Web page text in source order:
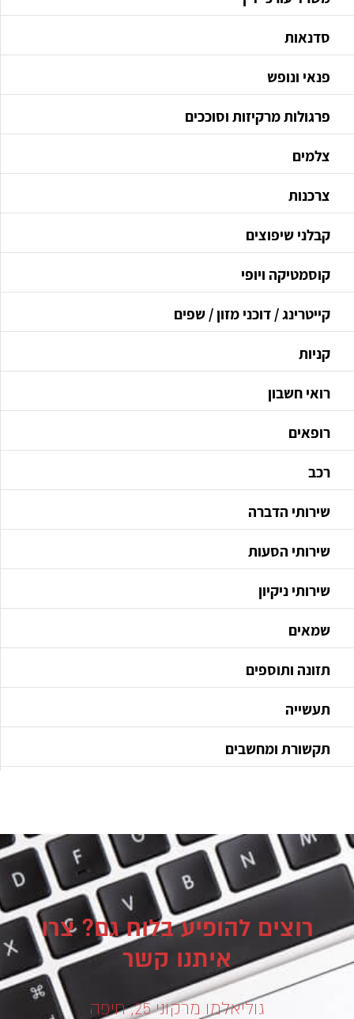
סדנאות
פנאי ונופש
פרגולות מרקיזות וסוככים
צלמים
צרכנות
קבלני שיפוצים
קוסמטיקה ויופי
קייטרינג / דוכני מזון / שפים
קניות
רואי חשבון
רופאים
רכב
שירותי הדברה
שירותי הסעות
שירותי ניקיון
שמאים
תזונה ותוספים
תעשייה
תקשורת ומחשבים
רוצים להופיע בלוח גם? צרו
איתנו קשר
גוליאלמו מרקוני 25, חיפה